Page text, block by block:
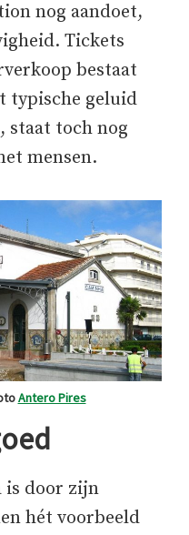
nog aandoet,
Tickets
bestaat
typische geluid
staat toch nog
mensen.
Antero Pires
is door zijn
hét voorbeeld